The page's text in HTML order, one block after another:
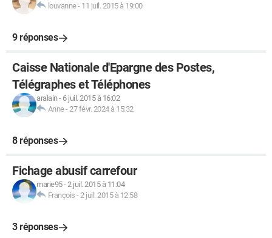
louvanne- 11 juil. 2015 à 19:00
9 réponses
Caisse Nationale d'Epargne des Postes,
Télégraphes et Téléphones
aralain- 6 juil. 2015 à 16:02
Anne-27 févr. 2024 à 15:32
8 réponses
Fichage abusif carrefour
marie95-2 juil. 2015 à 11:04
François -2 juil. 2015 à 12:58
3 réponses